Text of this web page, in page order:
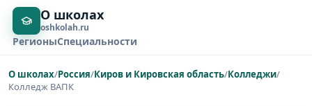
О школах
oshkolah.ru
РегионыСпециальности
О школах/Россия/Киров и Кировская область/Колледжи/
Колледж ВАПК